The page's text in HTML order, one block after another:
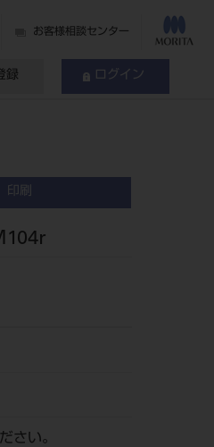
お客様相談センター
録 ログイン
印刷
さい。